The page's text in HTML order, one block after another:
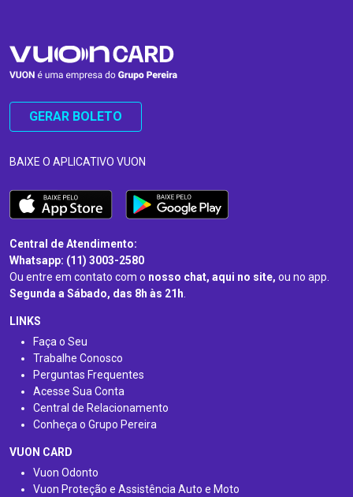
GERAR BOLETO
BAIXE O APLICATIVO VUON
Central de Atendimento:
Whatsapp: (11) 3003-2580
Ou entre em contato com o nosso chat, aqui no site, ou no app.
Segunda a Sábado, das 8h às 21h.
LINKS
Faça o Seu
Trabalhe Conosco
Perguntas Frequentes
Acesse Sua Conta
Central de Relacionamento
Conheça o Grupo Pereira
VUON CARD
Vuon Odonto
Vuon Proteção e Assistência Auto e Moto